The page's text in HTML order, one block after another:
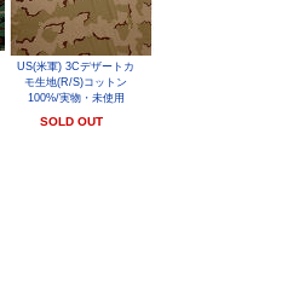
US(米軍) 3Cデザートカ
モ生地(R/S)コットン
100%/実物・未使用
SOLD OUT